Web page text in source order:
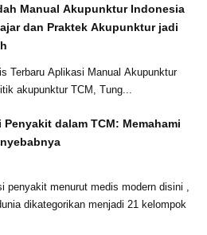
Manual Akupunktur Indonesia
dan Praktek Akupunktur jadi
Akupunktur
titik akupunktur TCM, Tung...
dalam TCM: Memahami
menurut medis modern disini ,
dikategorikan menjadi 21 kelompok